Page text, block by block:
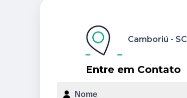
Entre em Contato
Camboriú - SC